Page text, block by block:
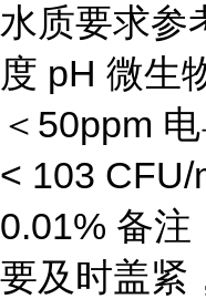
水质要求参
度 pH 微生
＜50ppm
< 103 CFU/
0.01% 备注
要及时盖紧